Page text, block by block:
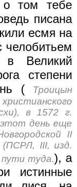
том тебе
писана
есмя на
челобитьем
Великий
степени
(
Троицын
в 1572 г.
этот день еще
II
III, изд.
пути туда.), а
истинные